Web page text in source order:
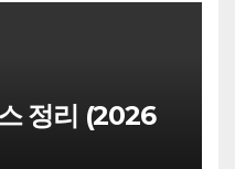
정리 (2026